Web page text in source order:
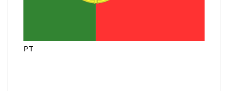
PT